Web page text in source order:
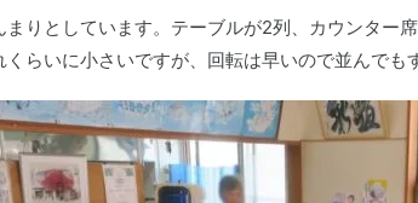
まりとしています。テーブルが2列、カウンター
くらいに小さいですが、回転は早いので並んでも